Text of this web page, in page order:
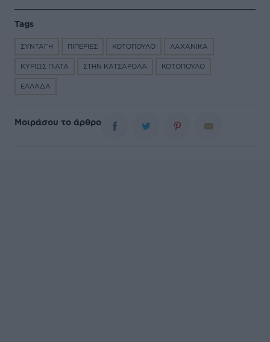
Tags
ΣΥΝΤΑΓΗ ΠΙΠΕΡΙΕΣ ΚΟΤΟΠΟΥΛΟ ΛΑΧΑΝΙΚΑ
ΚΥΡΙΩΣ ΠΙΑΤΑ ΣΤΗΝ ΚΑΤΣΑΡΟΛΑ ΚΟΤΟΠΟΥΛΟ
ΕΛΛΑΔΑ
Μοιράσου το άρθρο